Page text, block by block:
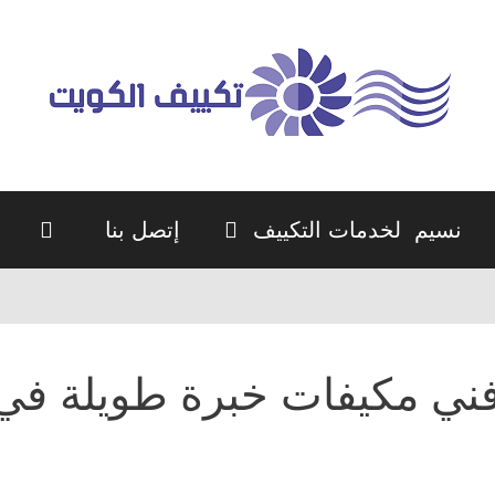
نسيم لخدمات التكييف إتصل بنا
مكيفات خبرة طويلة